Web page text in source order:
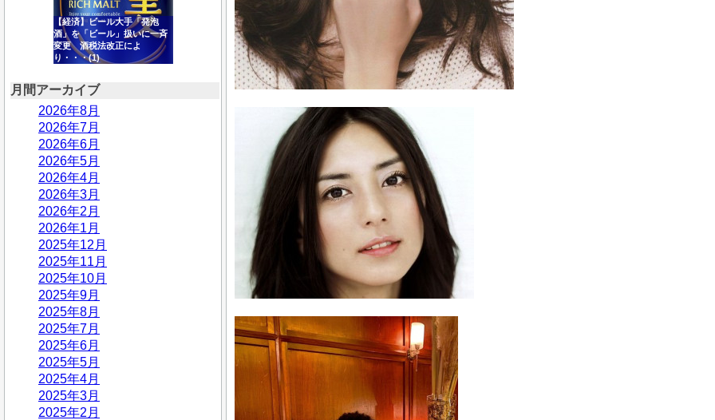
【経済】ビール大手「発泡
酒」を「ビール」扱いに一斉
変更 酒税法改正によ
り・・・(1)
月間アーカイブ
2026年8月
2026年7月
2026年6月
2026年5月
2026年4月
2026年3月
2026年2月
2026年1月
2025年12月
2025年11月
2025年10月
2025年9月
2025年8月
2025年7月
2025年6月
2025年5月
2025年4月
2025年3月
2025年2月